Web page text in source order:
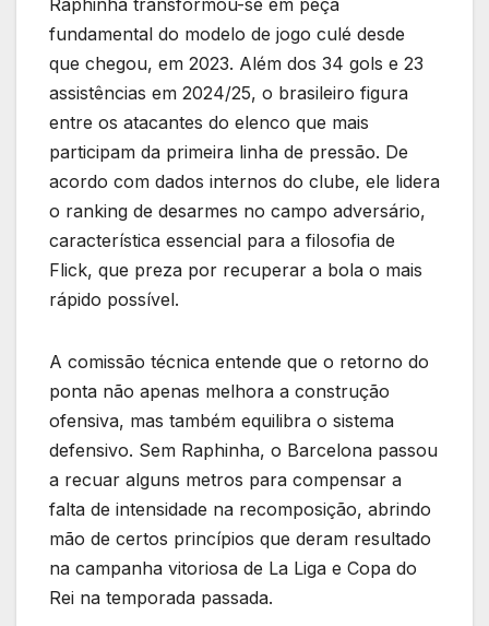
fundamental do modelo de jogo culé desde
que chegou, em 2023. Além dos 34 gols e 23
assistências em 2024/25, o brasileiro figura
entre os atacantes do elenco que mais
participam da primeira linha de pressão. De
acordo com dados internos do clube, ele lidera
o ranking de desarmes no campo adversário,
característica essencial para a filosofia de
Flick, que preza por recuperar a bola o mais
rápido possível.
A comissão técnica entende que o retorno do
ponta não apenas melhora a construção
ofensiva, mas também equilibra o sistema
defensivo. Sem Raphinha, o Barcelona passou
a recuar alguns metros para compensar a
falta de intensidade na recomposição, abrindo
mão de certos princípios que deram resultado
na campanha vitoriosa de La Liga e Copa do
Rei na temporada passada.